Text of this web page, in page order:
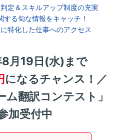
定＆スキルアップ制度の充実
する旬な情報をキャッチ！
特化した仕事へのアクセス
月19日(水)まで
になるチャンス！／
ム翻訳コンテスト」
加受付中